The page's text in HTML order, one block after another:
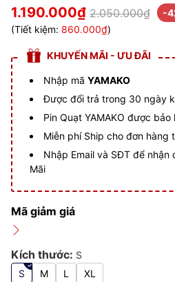
1.190.000₫ 2.050.000₫
-
(Tiết kiệm: 860.000₫)
KHUYẾN MÃI - ƯU ĐÃI
Nhập mã YAMAKO
Được đổi trả trong 30 ngày
Pin Quạt YAMAKO được
Miễn phí Ship cho đơn hàng
Nhập Email và SĐT để nhận
Mãi
Mã giảm giá
Kích thước: S
S M L XL